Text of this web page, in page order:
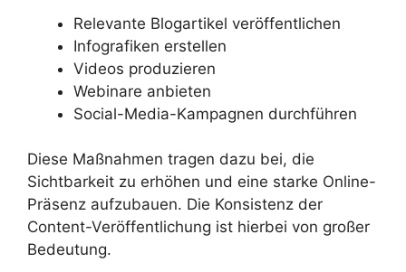
Relevante Blogartikel veröffentlichen
Infografiken erstellen
Videos produzieren
Webinare anbieten
Social-Media-Kampagnen durchführen
Diese Maßnahmen tragen dazu bei, die
Sichtbarkeit zu erhöhen und eine starke Online-
Präsenz aufzubauen. Die Konsistenz der
Content-Veröffentlichung ist hierbei von großer
Bedeutung.